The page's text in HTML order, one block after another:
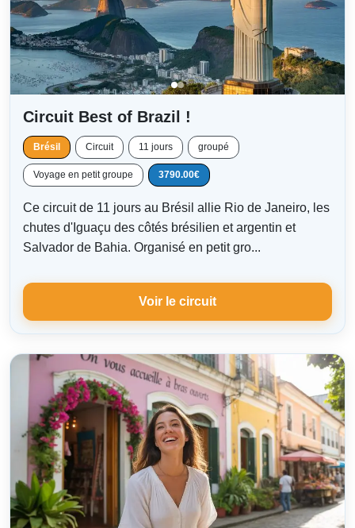
Circuit Best of Brazil !
Brésil Circuit 11 jours groupé
Voyage en petit groupe 3790.00€
Ce circuit de 11 jours au Brésil allie Rio de Janeiro, les
chutes d'Iguaçu des côtés brésilien et argentin et
Salvador de Bahia. Organisé en petit gro...
Voir le circuit